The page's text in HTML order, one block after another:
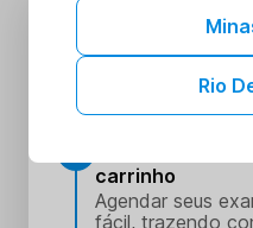
Agende ou
forma simples
carrinho
Agendar seus
fácil, trazendo
Rio